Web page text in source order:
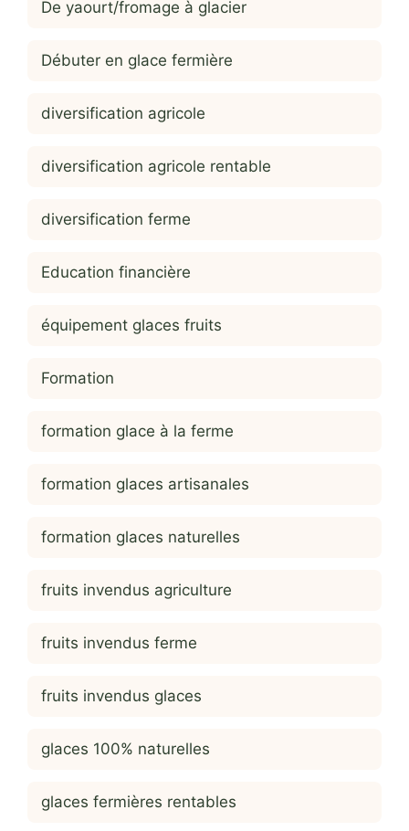
De yaourt/fromage à glacier
Débuter en glace fermière
diversification agricole
diversification agricole rentable
diversification ferme
Education financière
équipement glaces fruits
Formation
formation glace à la ferme
formation glaces artisanales
formation glaces naturelles
fruits invendus agriculture
fruits invendus ferme
fruits invendus glaces
glaces 100% naturelles
glaces fermières rentables